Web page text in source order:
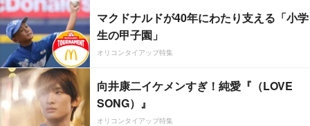
マクドナルドが40年にわたり支える「小学
生の甲子園」
オリコンタイアップ特集
向井康二イケメンすぎ！純愛『（LOVE
SONG）』
オリコンタイアップ特集